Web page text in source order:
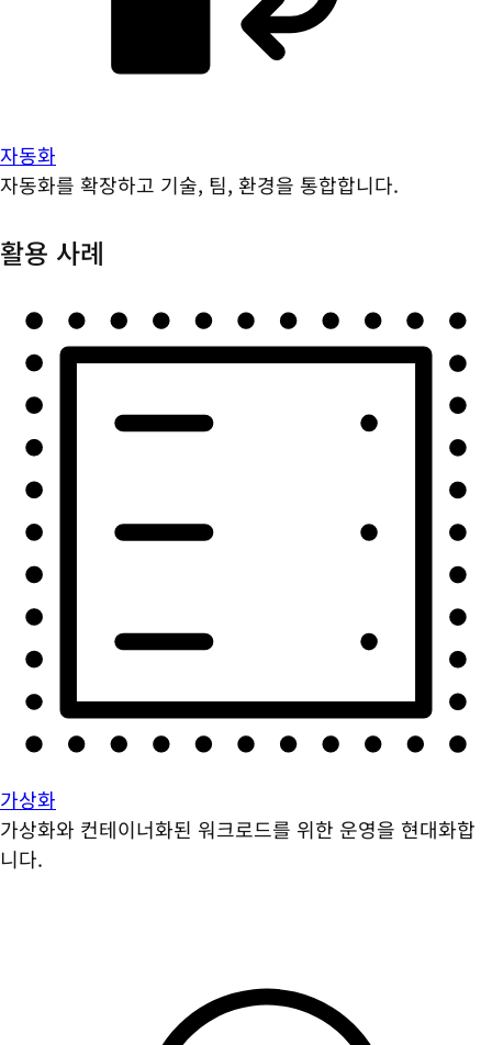
자동화
자동화를 확장하고 기술, 팀, 환경을 통합합니다.
활용 사례
가상화
가상화와 컨테이너화된 워크로드를 위한 운영을 현대화합
니다.